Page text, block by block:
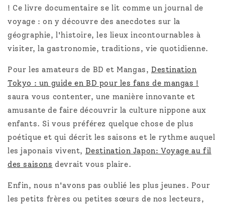
! Ce livre documentaire se lit comme un journal de
voyage : on y découvre des anecdotes sur la
géographie, l'histoire, les lieux incontournables à
visiter, la gastronomie, traditions, vie quotidienne.
Pour les amateurs de BD et Mangas, Destination
Tokyo : un guide en BD pour les fans de mangas !
saura vous contenter, une manière innovante et
amusante de faire découvrir la culture nippone aux
enfants. Si vous préférez quelque chose de plus
poétique et qui décrit les saisons et le rythme auquel
les japonais vivent, Destination Japon: Voyage au fil
des saisons devrait vous plaire.
Enfin, nous n'avons pas oublié les plus jeunes. Pour
les petits frères ou petites sœurs de nos lecteurs,